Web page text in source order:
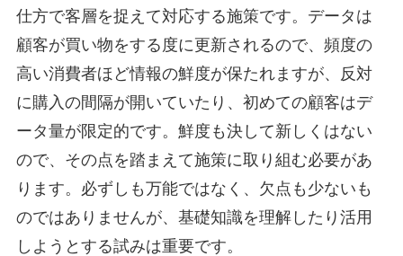
仕方で客層を捉えて対応する施策です。データは
顧客が買い物をする度に更新されるので、頻度の
高い消費者ほど情報の鮮度が保たれますが、反対
に購入の間隔が開いていたり、初めての顧客はデ
ータ量が限定的です。鮮度も決して新しくはない
ので、その点を踏まえて施策に取り組む必要があ
ります。必ずしも万能ではなく、欠点も少ないも
のではありませんが、基礎知識を理解したり活用
しようとする試みは重要です。